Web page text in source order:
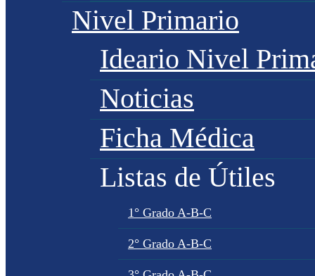
Nivel Primario
Ideario Nivel
Noticias
Ficha Médica
Listas de Útiles
1° Grado A-B-C
2° Grado A-B-C